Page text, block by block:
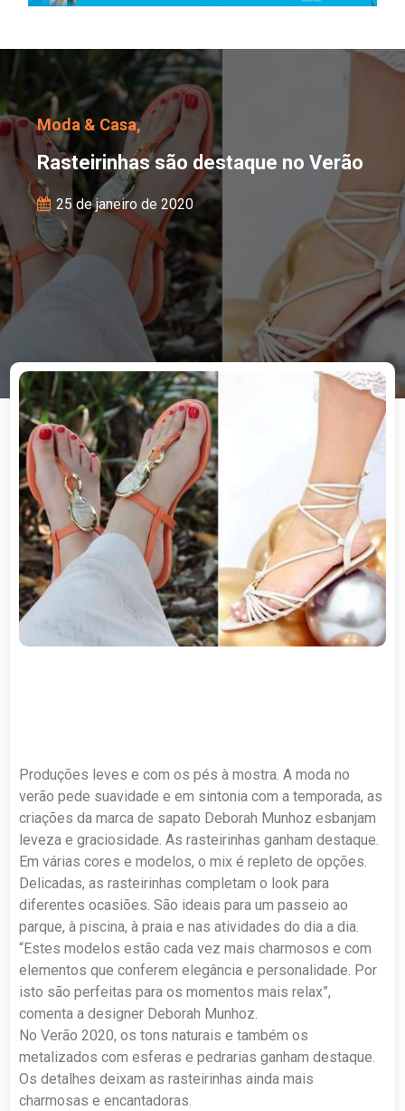
Rasteirinhas são
Moda & Casa,
Rasteirinhas são destaque no Verão
25 de janeiro de 2020
Produções leves e com os pés à mostra. A moda no
verão pede suavidade e em sintonia com a temporada, as
criações da marca de sapato Deborah Munhoz esbanjam
leveza e graciosidade. As rasteirinhas ganham destaque.
Em várias cores e modelos, o mix é repleto de opções.
Delicadas, as rasteirinhas completam o look para
diferentes ocasiões. São ideais para um passeio ao
parque, à piscina, à praia e nas atividades do dia a dia.
“Estes modelos estão cada vez mais charmosos e com
elementos que conferem elegância e personalidade. Por
isto são perfeitas para os momentos mais relax”,
comenta a designer Deborah Munhoz.
No Verão 2020, os tons naturais e também os
metalizados com esferas e pedrarias ganham destaque.
Os detalhes deixam as rasteirinhas ainda mais
charmosas e encantadoras.